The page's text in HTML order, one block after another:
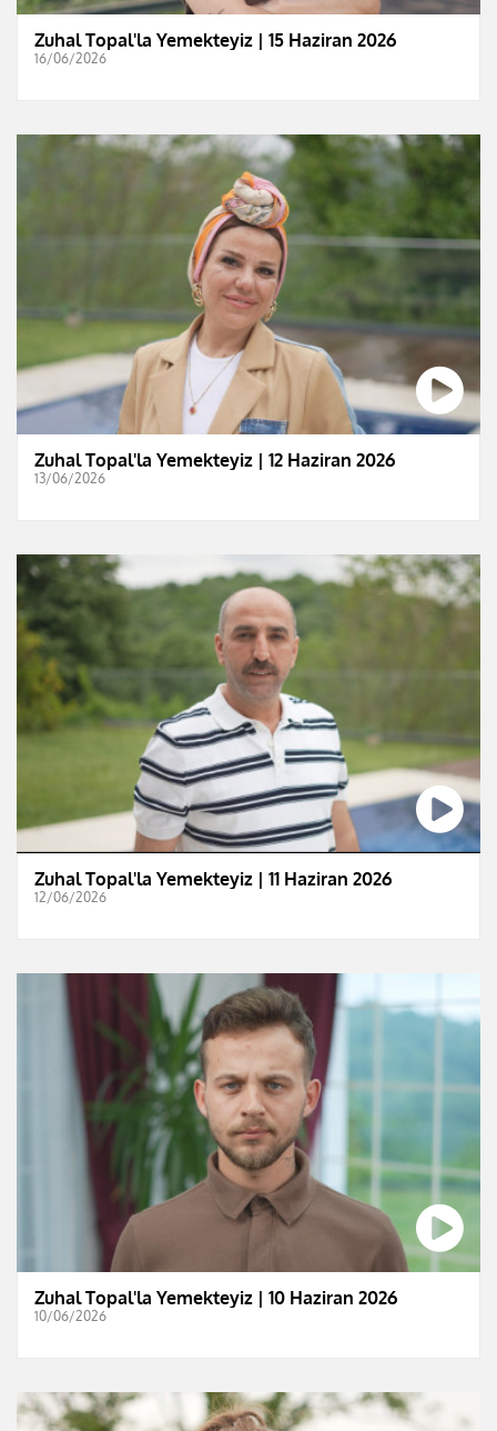
Zuhal Topal'la Yemekteyiz | 15 Haziran 2026
16/06/2026
Zuhal Topal'la Yemekteyiz | 12 Haziran 2026
13/06/2026
Zuhal Topal'la Yemekteyiz | 11 Haziran 2026
12/06/2026
Zuhal Topal'la Yemekteyiz | 10 Haziran 2026
10/06/2026